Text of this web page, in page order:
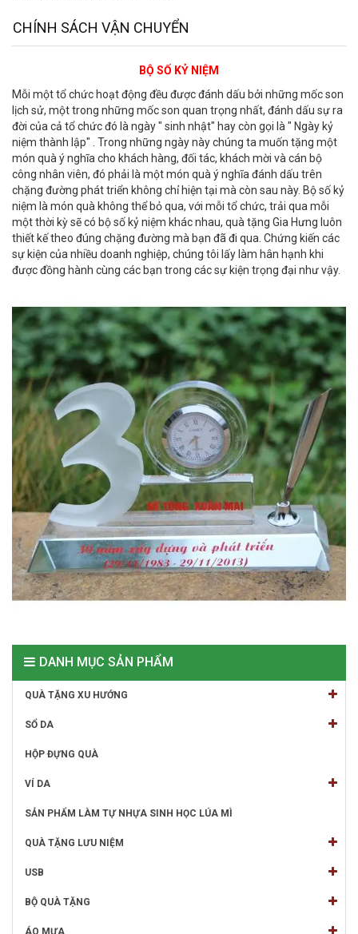
CHÍNH SÁCH VẬN CHUYỂN
BỘ SỐ KỶ NIỆM
Mỗi một tổ chức hoạt động đều được đánh dấu bởi những mốc son
lịch sử, một trong những mốc son quan trọng nhất, đánh dấu sự ra
đời của cả tổ chức đó là ngày " sinh nhật" hay còn gọi là " Ngày kỷ
niệm thành lập" . Trong những ngày này chúng ta muốn tặng một
món quà ý nghĩa cho khách hàng, đối tác, khách mời và cán bộ
công nhân viên, đó phải là một món quà ý nghĩa đánh dấu trên
chặng đường phát triển không chỉ hiện tại mà còn sau này. Bộ số kỷ
niệm là món quà không thể bỏ qua, với mỗi tổ chức, trải qua mỗi
một thời kỳ sẽ có bộ số kỷ niệm khác nhau, quà tặng Gia Hưng luôn
thiết kế theo đúng chặng đường mà bạn đã đi qua. Chứng kiến các
sự kiện của nhiều doanh nghiệp, chúng tôi lấy làm hân hạnh khi
được đồng hành cùng các bạn trong các sự kiện trọng đại như vậy.
DANH MỤC SẢN PHẨM
QUÀ TẶNG XU HƯỚNG
SỔ DA
HỘP ĐỰNG QUÀ
VÍ DA
SẢN PHẨM LÀM TỰ NHỰA SINH HỌC LÚA MÌ
QUÀ TẶNG LƯU NIỆM
USB
BỘ QUÀ TẶNG
ÁO MƯA